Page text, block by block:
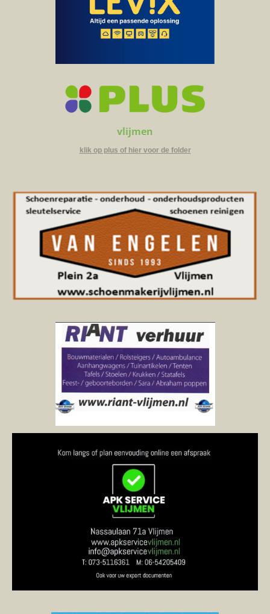
vlijmen
klik op plus of hier voor de folder